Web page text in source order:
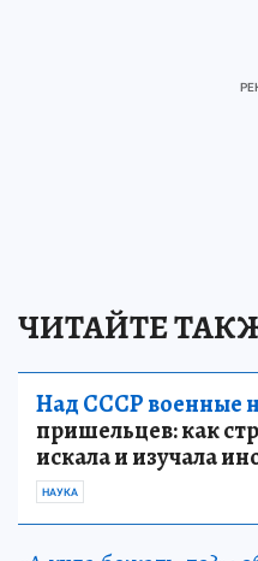
ЧИТАЙТЕ
Над СССР военные
пришельцев: как
искала и изучала
НАУКА